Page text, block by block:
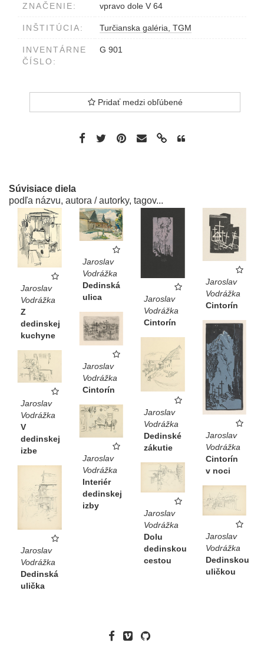
ZNAČENIE: vpravo dole V 64
INŠTITÚCIA: Turčianska galéria, TGM
INVENTÁRNE
ČÍSLO:
G 901
Pridať medzi obľúbené
Súvisiace diela
podľa názvu, autora / autorky, tagov...
Jaroslav
Vodrážka
Z
dedinskej
kuchyne
Jaroslav
Vodrážka
Dedinská
ulica
Jaroslav
Vodrážka
Cintorín
Jaroslav
Vodrážka
Cintorín
Jaroslav
Vodrážka
Cintorín
Jaroslav
Vodrážka
Cintorín
v noci
Jaroslav
Vodrážka
Dedinské
zákutie
Jaroslav
Vodrážka
V
dedinskej
izbe
Jaroslav
Vodrážka
Interiér
dedinskej
izby
Jaroslav
Vodrážka
Dolu
dedinskou
cestou
Jaroslav
Vodrážka
Dedinská
ulička
Jaroslav
Vodrážka
Dedinskou
uličkou